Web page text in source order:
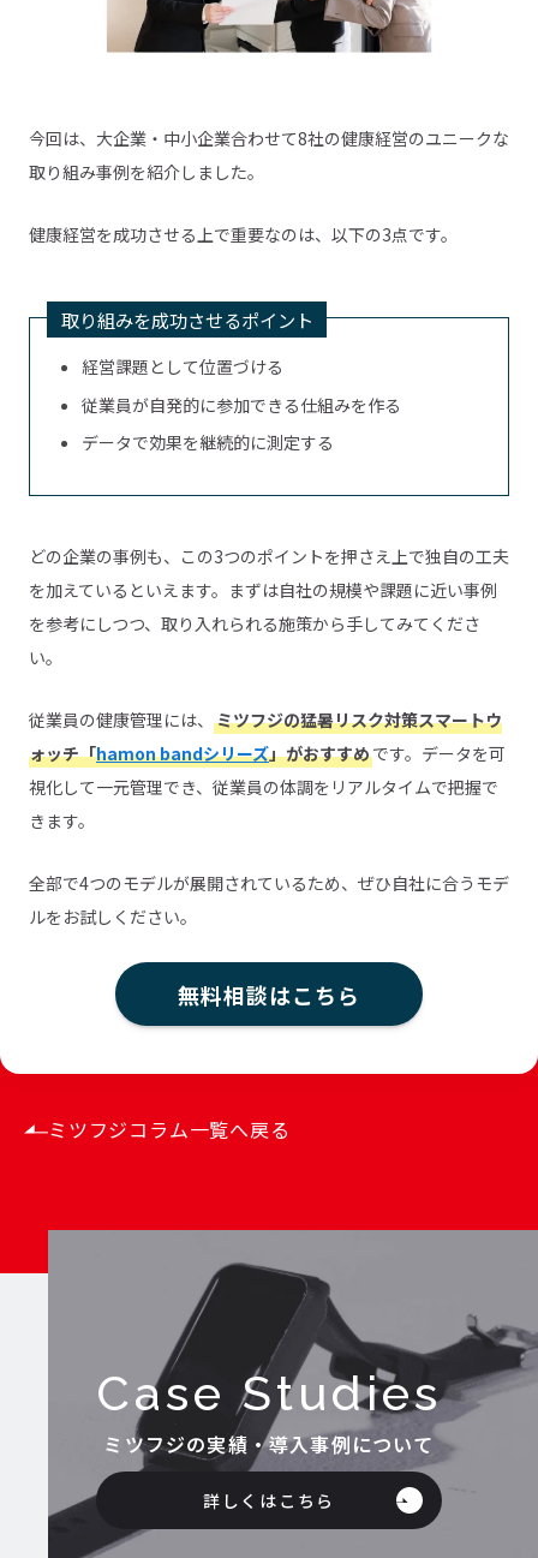
今回は、大企業・中小企業合わせて8社の健康経営のユニークな
取り組み事例を紹介しました。
健康経営を成功させる上で重要なのは、以下の3点です。
取り組みを成功させるポイント
経営課題として位置づける
従業員が自発的に参加できる仕組みを作る
データで効果を継続的に測定する
どの企業の事例も、この3つのポイントを押さえ上で独自の工夫
を加えているといえます。まずは自社の規模や課題に近い事例
を参考にしつつ、取り入れられる施策から手してみてくださ
い。
従業員の健康管理には、 ミツフジの猛暑リスク対策スマートウ
ォッチ「hamon bandシリーズ」がおすすめです。データを可
視化して一元管理でき、従業員の体調をリアルタイムで把握で
きます。
全部で4つのモデルが展開されているため、ぜひ自社に合うモデ
ルをお試しください。
無料相談はこちら
ミツフジコラム一覧へ戻る
Case Studies
ミツフジの実績・導入事例について
詳しくはこちら